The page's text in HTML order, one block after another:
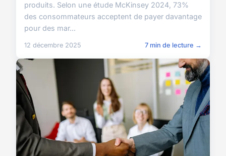
produits. Selon une étude McKinsey 2024, 73%
des consommateurs acceptent de payer davantage
pour des mar...
12 décembre 2025 7 min de lecture →